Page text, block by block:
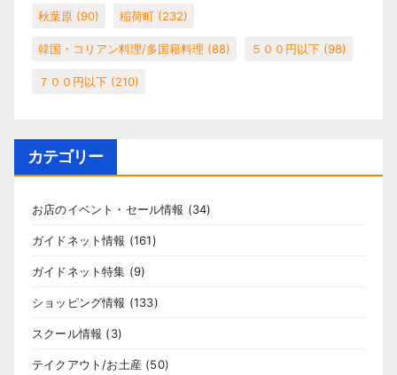
秋葉原 (90) 稲荷町 (232)
韓国・コリアン料理/多国籍料理 (88) ５００円以下 (98)
７００円以下 (210)
カテゴリー
お店のイベント・セール情報 (34)
ガイドネット情報 (161)
ガイドネット特集 (9)
ショッピング情報 (133)
スクール情報 (3)
テイクアウト/お土産 (50)